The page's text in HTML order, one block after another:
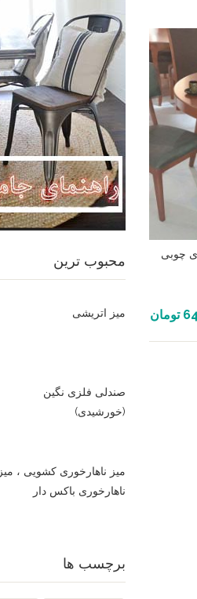
محبوب ترین
میز اتریشی
صندلی فلزی نگین
(خورشیدی)
میز ناهارخوری کشویی ، میز
ناهارخوری باکس دار
برچسب ها
چوبی
تومان